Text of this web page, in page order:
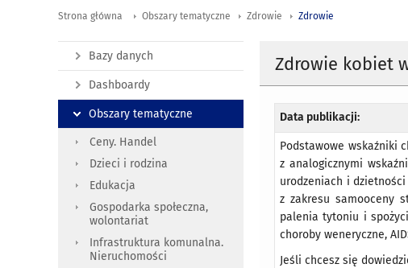
Strona główna Obszary tematyczne Zdrowie Zdrowie
Zdrowie kobiet
Data publikacji:
Podstawowe wskaźniki
z analogicznymi
urodzeniach i
z zakresu samooceny
palenia tytoniu i
choroby weneryczne,
Jeśli chcesz się
Bazy danych
Dashboardy
Obszary tematyczne
Ceny. Handel
Dzieci i rodzina
Edukacja
Gospodarka społeczna,
wolontariat
Infrastruktura komunalna.
Nieruchomości